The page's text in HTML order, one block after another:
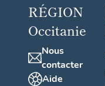
RÉGION
Occitanie
Nous
contacter
Aide